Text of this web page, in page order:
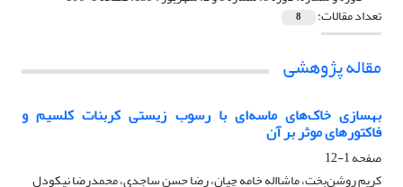
تعداد مقالات: 8
مقاله پژوهشی
بهسازی خاک‌های ماسه‌ای با رسوب زیستی کربنات کلسیم و
فاکتورهای موثر بر آن
صفحه1-12
کریم روشن‌بخت، ماشااله خامه چیان، رضا حسن ساجدی، محمدرضا نیکودل